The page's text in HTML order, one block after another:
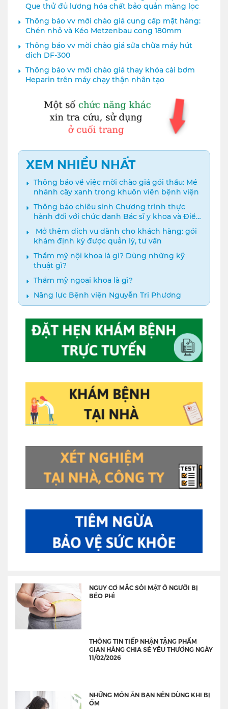
Que thử đủ lượng hóa chất bảo quản màng lọc
Thông báo vv mời chào giá cung cấp mặt hàng:
Chén nhỏ và Kéo Metzenbau cong 180mm
Thông báo vv mời chào giá sửa chữa máy hút
dịch DF-300
Thông báo vv mời chào giá thay khóa cài bơm
Heparin trên máy chạy thận nhân tạo
XEM NHIỀU NHẤT
Thông báo về việc mời chào giá gói thầu: Mé
nhánh cây xanh trong khuôn viên bệnh viện
Thông báo chiêu sinh Chương trình thực
hành đối với chức danh Bác sĩ y khoa và Điều
dưỡng năm 2024
️ Mở thêm dịch vụ dành cho khách hàng: gói
khám định kỳ được quản lý, tư vấn
Thẩm mỹ nội khoa là gì? Dùng những kỹ
thuật gì?
Thẩm mỹ ngoại khoa là gì?
Năng lực Bệnh viện Nguyễn Tri Phương
NGUY CƠ MẮC SỎI MẬT Ở NGƯỜI BỊ
BÉO PHÌ
THÔNG TIN TIẾP NHẬN TẶNG PHẨM
GIAN HÀNG CHIA SẺ YÊU THƯƠNG NGÀY
11/02/2026
NHỮNG MÓN ĂN BẠN NÊN DÙNG KHI BỊ
ỐM